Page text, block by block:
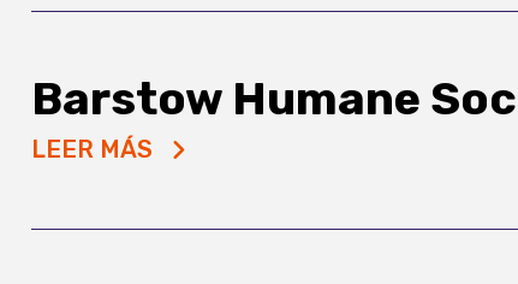
Barstow Humane
LEER MÁS